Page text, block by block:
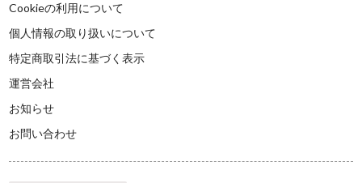
Cookieの利用について
個人情報の取り扱いについて
特定商取引法に基づく表示
運営会社
お知らせ
お問い合わせ